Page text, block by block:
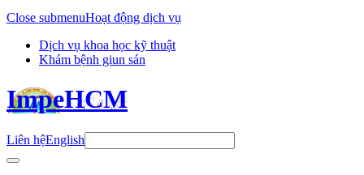
Close submenuHoạt động dịch vụ
Dịch vụ khoa học kỹ thuật
Khám bệnh giun sán
ImpeHCM
Liên hệEnglish